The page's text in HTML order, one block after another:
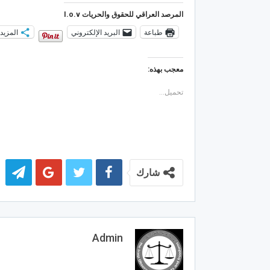
المرصد العراقي للحقوق والحريات I.o.v
طباعة البريد الإلكتروني المزيد
معجب بهذه:
تحميل...
شارك
Admin